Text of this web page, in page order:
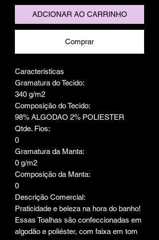
ADCIONAR AO CARRINHO
Comprar
Características
Gramatura do Tecido:
340 g/m2
Composição do Tecido:
98% ALGODAO 2% POLIESTER
Qtde. Fios:
0
Gramatura da Manta:
0 g/m2
Composição da Manta:
0
Descrição Comercial:
Praticidade e beleza na hora do banho!
Essas Toalhas são confeccionadas em
algodão e poliéster, com faixa em tom